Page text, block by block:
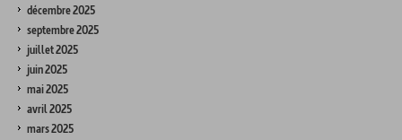
décembre 2025
septembre 2025
juillet 2025
juin 2025
mai 2025
avril 2025
mars 2025